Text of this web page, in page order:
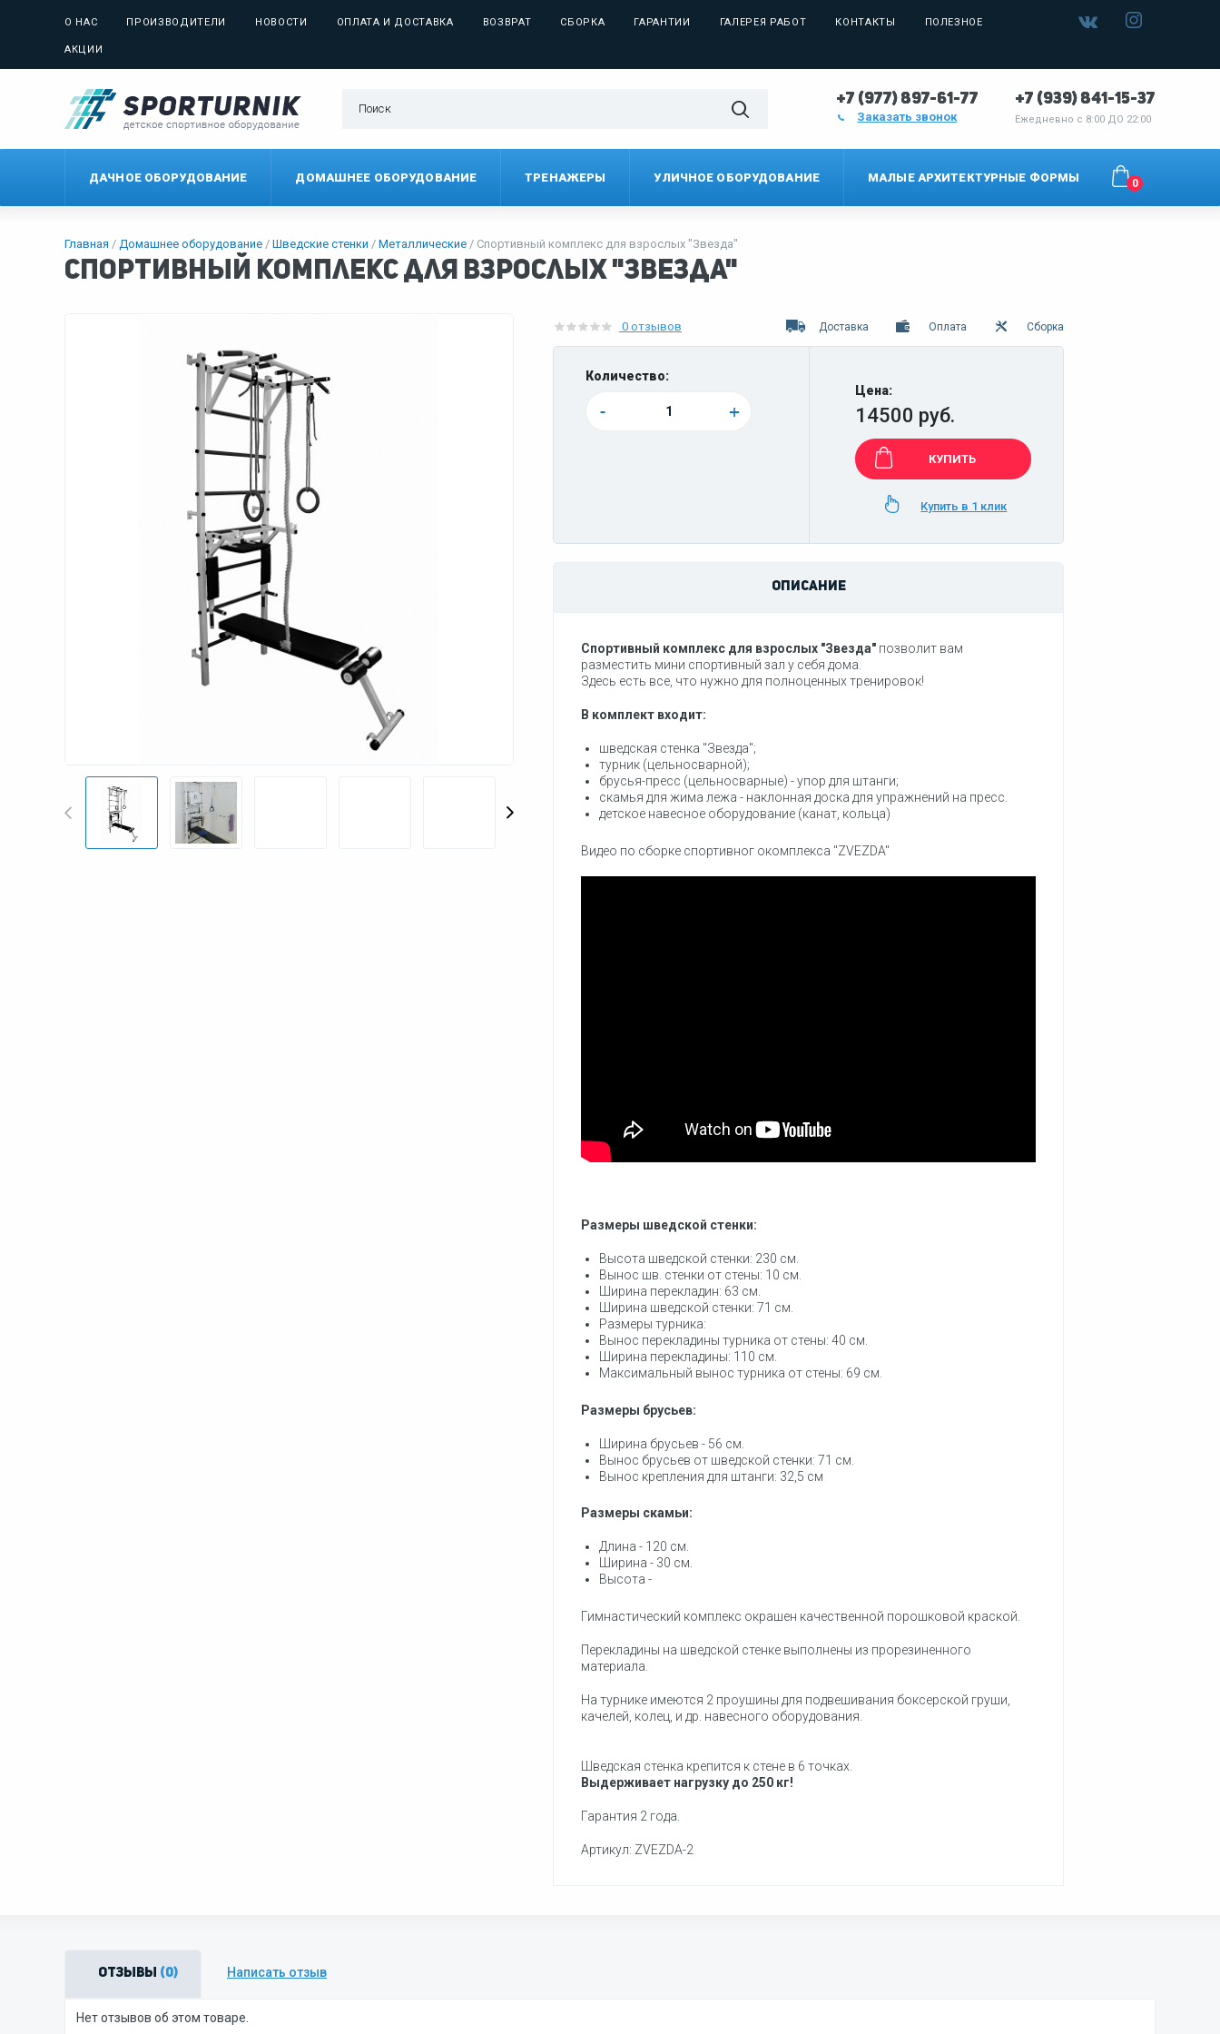
О НАС ПРОИЗВОДИТЕЛИ НОВОСТИ ОПЛАТА И ДОСТАВКА ВОЗВРАТ СБОРКА ГАРАНТИИ ГАЛЕРЕЯ РАБОТ КОНТАКТЫ ПОЛЕЗНОЕ
АКЦИИ
+7 (977) 897-61-77
Заказать звонок
+7 (939) 841-15-37
Ежедневно с 8:00 ДО 22:00
ДАЧНОЕ ОБОРУДОВАНИЕ ДОМАШНЕЕ ОБОРУДОВАНИЕ ТРЕНАЖЕРЫ УЛИЧНОЕ ОБОРУДОВАНИЕ МАЛЫЕ АРХИТЕКТУРНЫЕ ФОРМЫ 0
Главная Домашнее оборудование Шведские стенки Металлические Спортивный комплекс для взрослых "Звезда"
Спортивный комплекс для взрослых "Звезда"
0 отзывов Доставка Оплата Сборка
Количество:
- +
Цена:
14500 руб.
КУПИТЬ
Купить в 1 клик
ОПИСАНИЕ
Спортивный комплекс для взрослых "Звезда" позволит вам
разместить мини спортивный зал у себя дома.
Здесь есть все, что нужно для полноценных тренировок!
В комплект входит:
шведская стенка "Звезда";
турник (цельносварной);
брусья-пресс (цельносварные) - упор для штанги;
скамья для жима лежа - наклонная доска для упражнений на пресс.
детское навесное оборудование (канат, кольца)
Видео по сборке спортивног окомплекса "ZVEZDA"
Размеры шведской стенки:
Высота шведской стенки: 230 см.
Вынос шв. стенки от стены: 10 см.
Ширина перекладин: 63 см.
Ширина шведской стенки: 71 см.
Размеры турника:
Вынос перекладины турника от стены: 40 см.
Ширина перекладины: 110 см.
Максимальный вынос турника от стены: 69 см.
Размеры брусьев:
Ширина брусьев - 56 см.
Вынос брусьев от шведской стенки: 71 см.
Вынос крепления для штанги: 32,5 см
Размеры скамьи:
Длина - 120 см.
Ширина - 30 см.
Высота -
Гимнастический комплекс окрашен качественной порошковой краской.
Перекладины на шведской стенке выполнены из прорезиненного
материала.
На турнике имеются 2 проушины для подвешивания боксерской груши,
качелей, колец, и др. навесного оборудования.
Шведская стенка крепится к стене в 6 точках.
Выдерживает нагрузку до 250 кг!
Гарантия 2 года.
Артикул: ZVEZDA-2
Отзывы (0) Написать отзыв
Нет отзывов об этом товаре.